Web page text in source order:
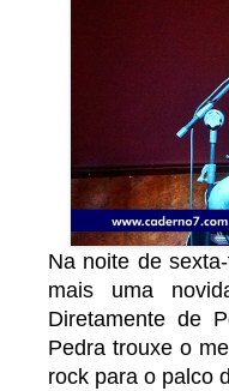
Na noite de
mais uma
Diretamente de
Pedra trouxe o
rock para o palco